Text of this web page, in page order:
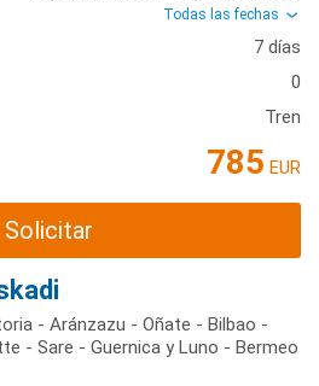
Todas las fechas
7 días
0
Tren
785 EUR
Solicitar
- Aránzazu - Oñate - Bilbao -
- Sare - Guernica y Luno - Bermeo